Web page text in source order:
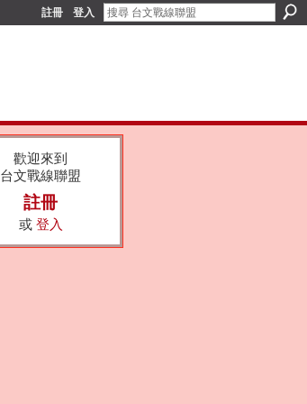
註冊 登入
歡迎來到
台文戰線聯盟
註冊
或 登入